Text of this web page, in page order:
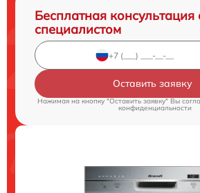
Бесплатная консультация
специалистом
Оставить заявку
Нажимая на кнопку "Оставить заявку" Вы
конфиденциальности